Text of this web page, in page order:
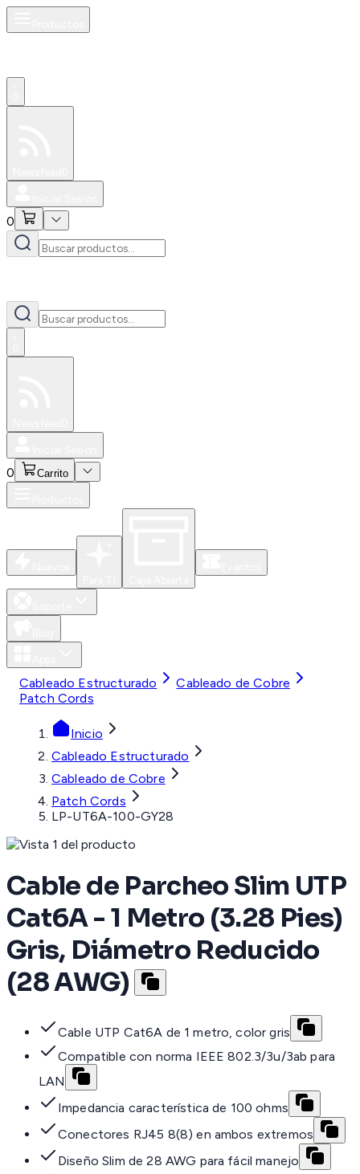
0
0 Carrito
Cableado Estructurado
Cableado de Cobre
Patch Cords
Inicio
Cableado Estructurado
Cableado de Cobre
Patch Cords
LP-UT6A-100-GY28
Cable de Parcheo Slim UTP
Cat6A - 1 Metro (3.28 Pies)
Gris, Diámetro Reducido
(28 AWG)
Cable UTP Cat6A de 1 metro, color gris
Compatible con norma IEEE 802.3/3u/3ab para
LAN
Impedancia característica de 100 ohms
Conectores RJ45 8(8) en ambos extremos
Diseño Slim de 28 AWG para fácil manejo